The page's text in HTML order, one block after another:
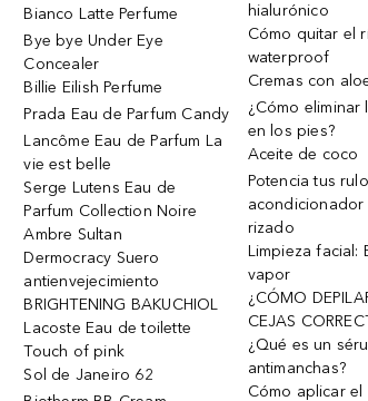
Bianco Latte Perfume
Bye bye Under Eye
Concealer
Billie Eilish Perfume
Prada Eau de Parfum Candy
Lancôme Eau de Parfum La
vie est belle
Serge Lutens Eau de
Parfum Collection Noire
Ambre Sultan
Dermocracy Suero
antienvejecimiento
BRIGHTENING BAKUCHIOL
Lacoste Eau de toilette
Touch of pink
Sol de Janeiro 62
hialurónico
Cómo quitar el
waterproof
Cremas con
¿Cómo eliminar
en los pies?
Aceite de coco
Potencia tus
rizado
Limpieza facial:
vapor
¿CÓMO
CEJAS
¿Qué es un
antimanchas?
Cómo aplicar